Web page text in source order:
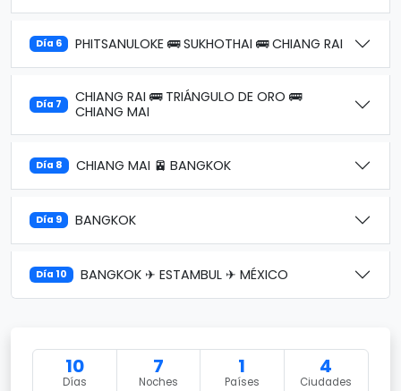
Día 6 PHITSANULOKE 🚌 SUKHOTHAI 🚌 CHIANG RAI
Día 7
CHIANG RAI 🚌 TRIÁNGULO DE ORO 🚌
CHIANG MAI
Día 8 CHIANG MAI 🚈 BANGKOK
Día 9 BANGKOK
Día 10 BANGKOK ✈ ESTAMBUL ✈ MÉXICO
10
Días
7
Noches
1
Países
4
Ciudades